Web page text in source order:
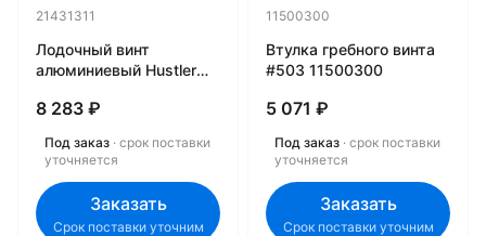
21431311
Лодочный винт
алюминиевый Hustler
8 283 ₽
Под заказ · срок поставки
уточняется
Заказать
Срок поставки уточним
11500300
Втулка гребного винта
#503 11500300
5 071 ₽
Под заказ · срок поставки
уточняется
Заказать
Срок поставки уточним